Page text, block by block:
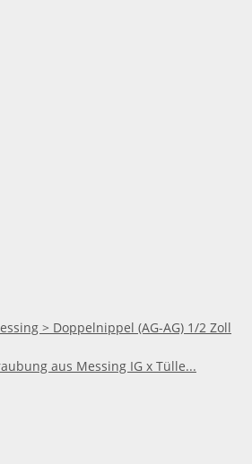
> Doppelnippel (AG-AG) 1/2 Zoll